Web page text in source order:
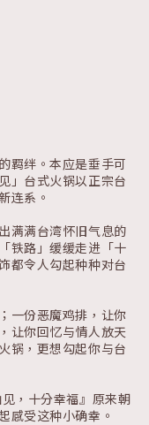
羁绊。本应是垂手可
」台式火锅以正宗台
连系。
满满台湾怀旧气息的
铁路」缓缓走进「十
都令人勾起种种对台
一份恶魔鸡排，让你
让你回忆与情人放天
锅，更想勾起你与台
，十分幸福』原来朝
感受这种小确幸。